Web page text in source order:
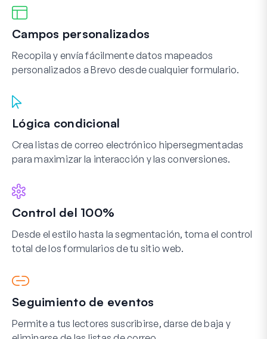
Campos personalizados
Recopila y envía fácilmente datos mapeados
personalizados a Brevo desde cualquier formulario.
Lógica condicional
Crea listas de correo electrónico hipersegmentadas
para maximizar la interacción y las conversiones.
Control del 100%
Desde el estilo hasta la segmentación, toma el control
total de los formularios de tu sitio web.
Seguimiento de eventos
Permite a tus lectores suscribirse, darse de baja y